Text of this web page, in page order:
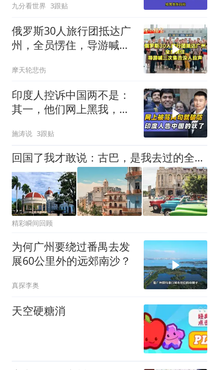
九分看世界 3跟贴
俄罗斯30人旅行团抵达广
州，全员愣住，导游喊三
摩天轮悲伤
印度人控诉中国两不是：
其一，他们网上黑我，其
施涛说 3跟贴
回国了我才敢说：古巴，是我去过的全部国家中，最被看轻的！
精彩瞬间回顾
为何广州要绕过番禺去发
展60公里外的远郊南沙？
真探李奥
天空硬糖消